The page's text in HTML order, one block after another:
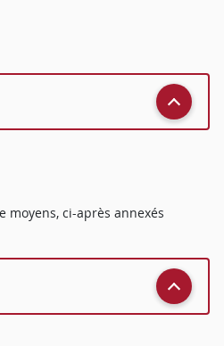
moyens, ci-après annexés